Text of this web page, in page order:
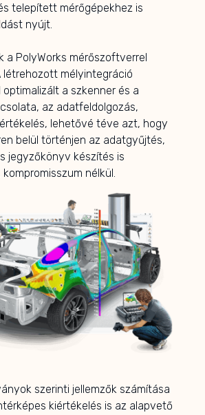
telepített mérőgépekhez is
nyújt.
a PolyWorks mérőszoftverrel
létrehozott mélyintegráció
a szkenner és a
az adatfeldolgozás,
lehetővé téve azt, hogy
belül történjen az adatgyűjtés,
jegyzőkönyv készítés is
nélkül.
szerinti jellemzők számítása
kiértékelés is az alapvető